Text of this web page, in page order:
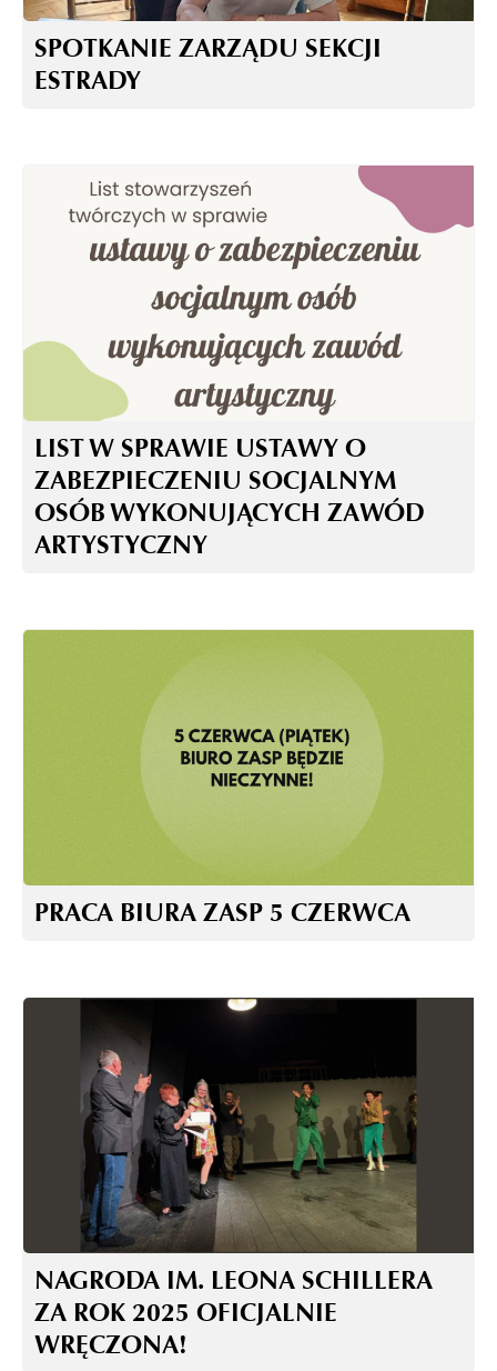
SPOTKANIE ZARZĄDU SEKCJI
ESTRADY
LIST W SPRAWIE USTAWY O
ZABEZPIECZENIU SOCJALNYM
OSÓB WYKONUJĄCYCH ZAWÓD
ARTYSTYCZNY
PRACA BIURA ZASP 5 CZERWCA
NAGRODA IM. LEONA SCHILLERA
ZA ROK 2025 OFICJALNIE
WRĘCZONA!